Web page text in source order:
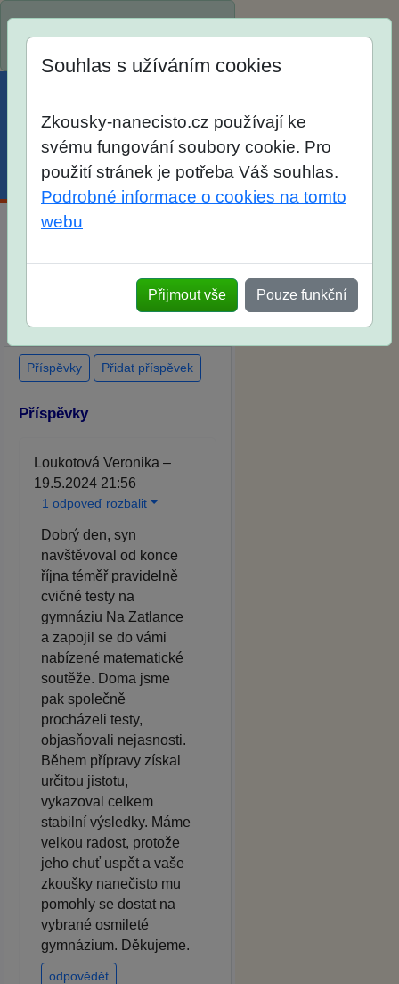
Menu Účet Košík
po skutečných přijímacích
zkouškách
Souhlas s užíváním cookies
Zkousky-nanecisto.cz používají ke
svému fungování soubory cookie. Pro
použití stránek je potřeba Váš souhlas.
Podrobné informace o cookies na tomto
webu
Přijmout vše Pouze funkční
Příspěvky Přidat příspěvek
Příspěvky
Loukotová Veronika –
19.5.2024 21:56
1 odpoveď rozbalit
Dobrý den, syn
navštěvoval od konce
října téměř pravidelně
cvičné testy na
gymnáziu Na Zatlance
a zapojil se do vámi
nabízené matematické
soutěže. Doma jsme
pak společně
procházeli testy,
objasňovali nejasnosti.
Během přípravy získal
určitou jistotu,
vykazoval celkem
stabilní výsledky. Máme
velkou radost, protože
jeho chuť uspět a vaše
zkoušky nanečisto mu
pomohly se dostat na
vybrané osmileté
gymnázium. Děkujeme.
odpovědět